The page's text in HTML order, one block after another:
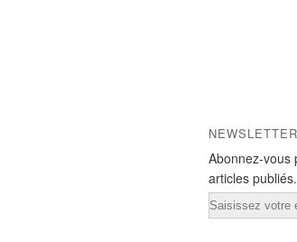
NEWSLETTER
Abonnez-vous
articles publiés.
Email